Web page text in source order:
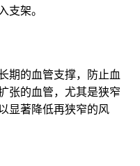
支架。
期的血管支撑，防止血
张的血管，尤其是狭窄
显著降低再狭窄的风